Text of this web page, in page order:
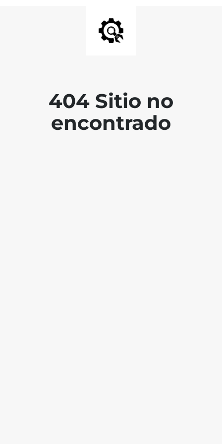
404 Sitio no
encontrado